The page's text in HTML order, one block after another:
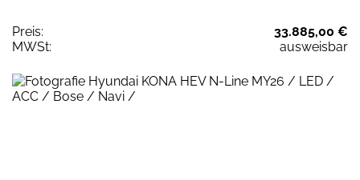
Preis:
33.885,00 €
MWSt:
ausweisbar